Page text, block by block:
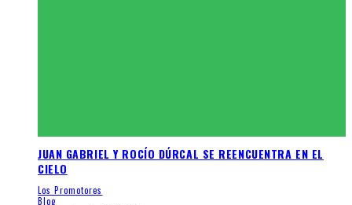
JUAN GABRIEL Y ROCÍO DÚRCAL SE REENCUENTRA EN EL
CIELO
Los Promotores
Blog